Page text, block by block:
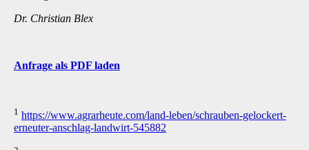
Dr. Christian Blex
Anfrage als PDF laden
1 https://www.agrarheute.com/land-leben/schrauben-gelockert-
erneuter-anschlag-landwirt-545882